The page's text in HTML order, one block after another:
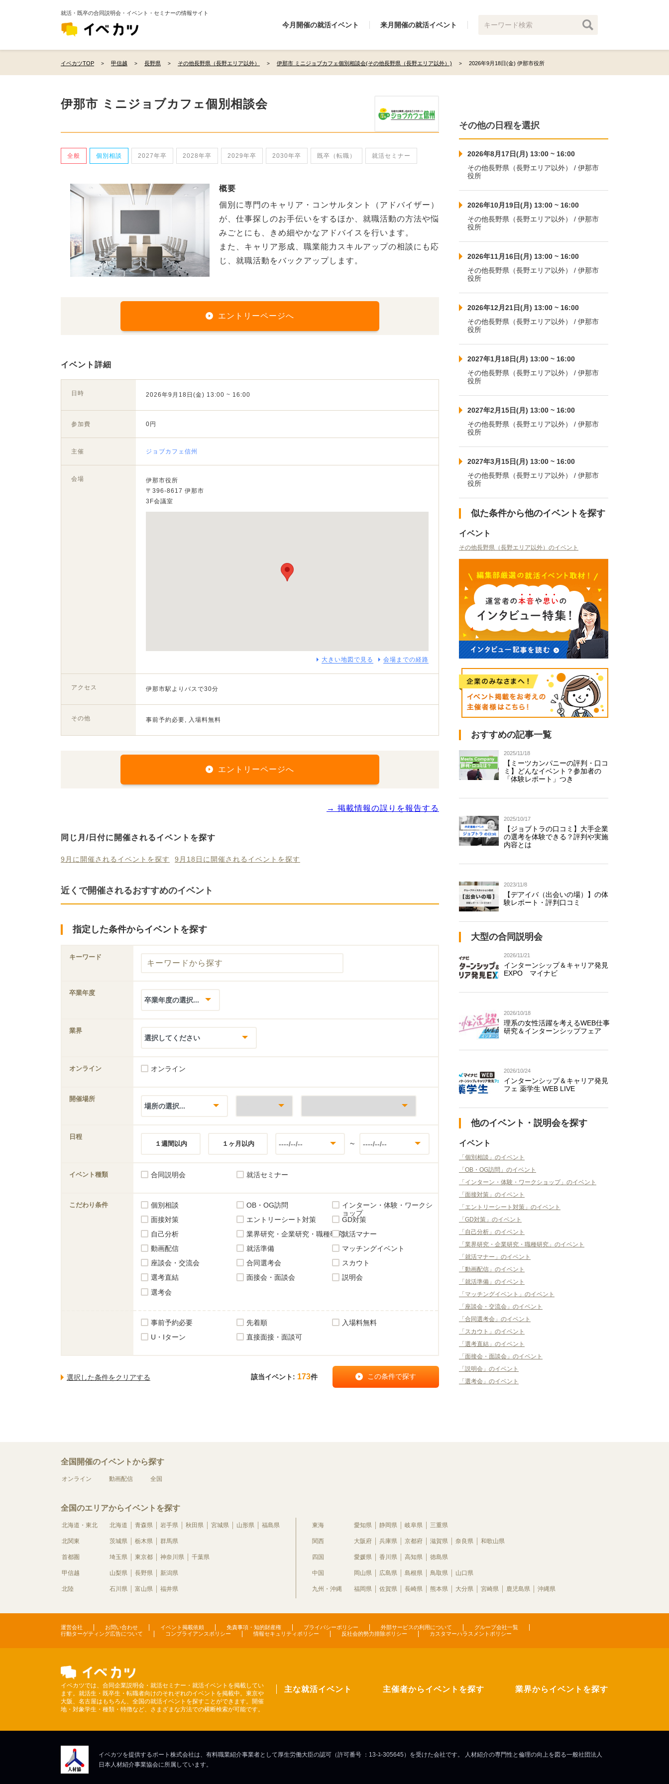
就活・既卒の合同説明会・イベント・セミナーの情報サイト
今月開催の就活イベント 来月開催の就活イベント
イベカツTOP 甲信越 長野県 その他長野県（長野エリア以外） 伊那市 ミニジョブカフェ個別相談会(その他長野県（長野エリア以外）) 2026年9月18日(金) 伊那市役所
伊那市 ミニジョブカフェ個別相談会
全般 個別相談 2027年卒 2028年卒 2029年卒 2030年卒 既卒（転職） 就活セミナー
概要
個別に専門のキャリア・コンサルタント（アドバイザー）
が、仕事探しのお手伝いをするほか、就職活動の方法や悩
みごとにも、きめ細やかなアドバイスを行います。
また、キャリア形成、職業能力スキルアップの相談にも応
じ、就職活動をバックアップします。
エントリーページへ
イベント詳細
日時 2026年9月18日(金) 13:00 ~ 16:00
参加費 0円
主催 ジョブカフェ信州
会場
伊那市役所
〒396-8617 伊那市
3F会議室
大きい地図で見る 会場までの経路
アクセス 伊那市駅よりバスで30分
その他 事前予約必要, 入場料無料
エントリーページへ
→ 掲載情報の誤りを報告する
同じ月/日付に開催されるイベントを探す
9月に開催されるイベントを探す 9月18日に開催されるイベントを探す
近くで開催されるおすすめのイベント
指定した条件からイベントを探す
キーワード
卒業年度
業界
オンライン オンライン
開催場所
日程
１週間以内
１ヶ月以内 ~
イベント種類 合同説明会 就活セミナー
こだわり条件 個別相談 OB・OG訪問
インターン・体験・ワークシ
ョップ
面接対策
エントリーシート対策
GD対策
自己分析
業界研究・企業研究・職種研究就活マナー
動画配信
就活準備
マッチングイベント
座談会・交流会
合同選考会
スカウト
選考直結
面接会・面談会
説明会
選考会
事前予約必要 先着順
入場料無料
U・Iターン
直接面接・面談可
該当イベント: 173件
その他の日程を選択
2026年8月17日(月) 13:00 ~ 16:00
その他長野県（長野エリア以外） / 伊那市
役所
2026年10月19日(月) 13:00 ~ 16:00
その他長野県（長野エリア以外） / 伊那市
役所
2026年11月16日(月) 13:00 ~ 16:00
その他長野県（長野エリア以外） / 伊那市
役所
2026年12月21日(月) 13:00 ~ 16:00
その他長野県（長野エリア以外） / 伊那市
役所
2027年1月18日(月) 13:00 ~ 16:00
その他長野県（長野エリア以外） / 伊那市
役所
2027年2月15日(月) 13:00 ~ 16:00
その他長野県（長野エリア以外） / 伊那市
役所
2027年3月15日(月) 13:00 ~ 16:00
その他長野県（長野エリア以外） / 伊那市
役所
似た条件から他のイベントを探す
イベント
その他長野県（長野エリア以外）のイベント
おすすめの記事一覧
2025/11/18
【ミーツカンパニーの評判・口コ
ミ】どんなイベント？参加者の
「体験レポート」つき
2025/10/17
【ジョブトラの口コミ】大手企業
の選考を体験できる？評判や実施
内容とは
2023/11/8
【デアイバ（出会いの場）】の体
験レポート・評判口コミ
大型の合同説明会
2026/11/21
インターンシップ＆キャリア発見
EXPO マイナビ
2026/10/18
理系の女性活躍を考えるWEB仕事
研究＆インターンシップフェア
2026/10/24
インターンシップ＆キャリア発見
フェ 薬学生 WEB LIVE
他のイベント・説明会を探す
イベント
「個別相談」のイベント
「OB・OG訪問」のイベント
「インターン・体験・ワークショップ」のイベント
「面接対策」のイベント
「エントリーシート対策」のイベント
「GD対策」のイベント
「自己分析」のイベント
「業界研究・企業研究・職種研究」のイベント
「就活マナー」のイベント
「動画配信」のイベント
「就活準備」のイベント
「マッチングイベント」のイベント
「座談会・交流会」のイベント
「合同選考会」のイベント
「スカウト」のイベント
「選考直結」のイベント
「面接会・面談会」のイベント
「説明会」のイベント
「選考会」のイベント
全国開催のイベントから探す
オンライン 動画配信 全国
全国のエリアからイベントを探す
北海道・東北 北海道 青森県 岩手県 秋田県 宮城県 山形県 福島県
北関東 茨城県 栃木県 群馬県
首都圏 埼玉県 東京都 神奈川県 千葉県
甲信越 山梨県 長野県 新潟県
北陸 石川県 富山県 福井県
東海 愛知県 静岡県 岐阜県 三重県
関西 大阪府 兵庫県 京都府 滋賀県 奈良県 和歌山県
四国 愛媛県 香川県 高知県 徳島県
中国 岡山県 広島県 島根県 鳥取県 山口県
九州・沖縄 福岡県 佐賀県 長崎県 熊本県 大分県 宮崎県 鹿児島県 沖縄県
運営会社 お問い合わせ イベント掲載依頼 免責事項・知的財産権 プライバシーポリシー 外部サービスの利用について
グループ会社一覧
行動ターゲティング広告について
コンプライアンスポリシー 情報セキュリティポリシー 反社会的勢力排除ポリシー カスタマーハラスメントポリシー
イベカツでは、合同企業説明会・就活セミナー・就活イベントを掲載してい
ます。就活生・既卒生・転職者向けのそれぞれのイベントを掲載中。東京や
大阪、名古屋はもちろん、全国の就活イベントを探すことができます。開催
地・対象学生・種類・特徴など、さまざまな方法での横断検索が可能です。
主な就活イベント 主催者からイベントを探す 業界からイベントを探す